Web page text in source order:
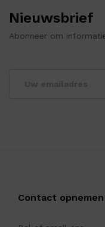
Nieuwsbrief
Abonneer om
Contact opnemen